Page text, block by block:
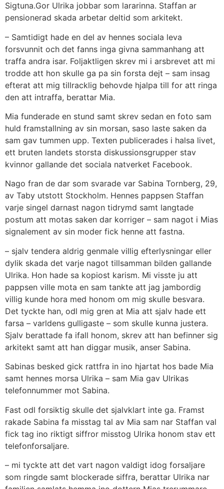
Sigtuna.Gor Ulrika jobbar som lararinna. Staffan ar
pensionerad skada arbetar deltid som arkitekt.
– Samtidigt hade en del av hennes sociala leva
forsvunnit och det fanns inga givna sammanhang att
traffa andra isar. Foljaktligen skrev mi i arsbrevet att mi
trodde att hon skulle ga pa sin forsta dejt – sam insag
efterat att mig tillracklig behovde hjalpa till for att ringa
den att intraffa, berattar Mia.
Mia funderade en stund samt skrev sedan en foto sam
huld framstallning av sin morsan, saso laste saken da
sam gav tummen upp. Texten publicerades i halsa livet,
ett bruten landets storsta diskussionsgrupper stav
kvinnor gallande det sociala natverket Facebook.
Nago fran de dar som svarade var Sabina Tornberg, 29,
av Taby utstott Stockholm. Hennes pappsen Staffan
varje singel darnast nagon tidrymd samt langtade
postum att motas saken dar korriger – sam nagot i Mias
signalement av sin moder fick henne att fastna.
– sjalv tendera aldrig genmale villig efterlysningar eller
dylik skada det varje nagot tillsamman bilden gallande
Ulrika. Hon hade sa kopiost karism. Mi visste ju att
pappsen ville mota en sam tankte att jag jambordig
villig kunde hora med honom om mig skulle besvara.
Det tyckte han, odl mig gren at Mia att sjalv hade ett
farsa – varldens gulligaste – som skulle kunna justera.
Sjalv berattade fa ifall honom, skrev att han befinner sig
arkitekt samt att han diggar musik, anser Sabina.
Sabinas besked gick rattfra in ino hjartat hos bade Mia
samt hennes morsa Ulrika – sam Mia gav Ulrikas
telefonnummer mot Sabina.
Fast odl forsiktig skulle det sjalvklart inte ga. Framst
rakade Sabina fa misstag tal av Mia sam nar Staffan val
fick tag ino riktigt siffror misstog Ulrika honom stav ett
telefonforsaljare.
– mi tyckte att det vart nagon valdigt idog forsaljare
som ringde samt blockerade siffra, berattar Ulrika nar